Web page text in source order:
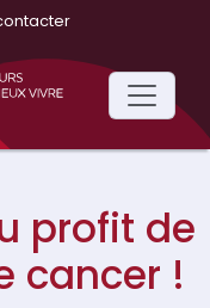
profit de
cancer !